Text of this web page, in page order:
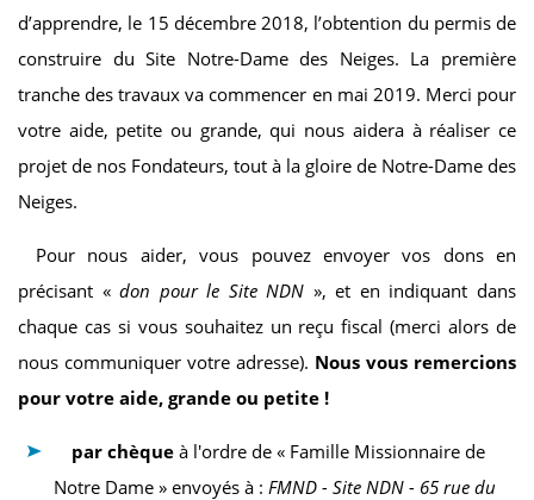
d’apprendre, le 15 décembre 2018, l’obtention du permis de
construire du Site Notre-Dame des Neiges. La première
tranche des travaux va commencer en mai 2019. Merci pour
votre aide, petite ou grande, qui nous aidera à réaliser ce
projet de nos Fondateurs, tout à la gloire de Notre-Dame des
Neiges.
Pour nous aider, vous pouvez envoyer vos dons en
précisant «don pour le Site NDN », et en indiquant dans
chaque cas si vous souhaitez un reçu fiscal (merci alors de
nous communiquer votre adresse). Nous vous remercions
pour votre aide, grande ou petite !
par chèque à l'ordre de « Famille Missionnaire de
Notre Dame » envoyés à : FMND - Site NDN - 65 rue du